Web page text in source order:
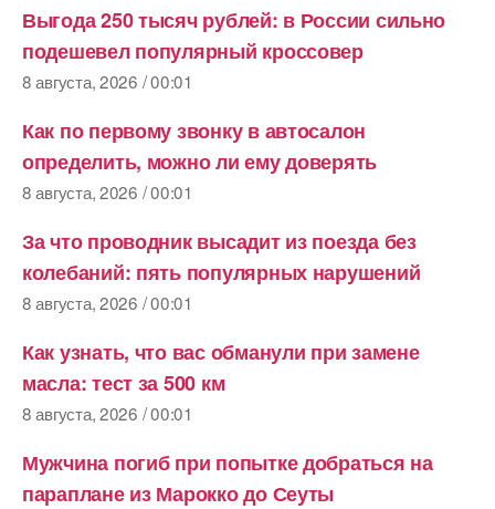
Выгода 250 тысяч рублей: в России сильно
подешевел популярный кроссовер
8 августа, 2026 / 00:01
Как по первому звонку в автосалон
определить, можно ли ему доверять
8 августа, 2026 / 00:01
За что проводник высадит из поезда без
колебаний: пять популярных нарушений
8 августа, 2026 / 00:01
Как узнать, что вас обманули при замене
масла: тест за 500 км
8 августа, 2026 / 00:01
Мужчина погиб при попытке добраться на
параплане из Марокко до Сеуты